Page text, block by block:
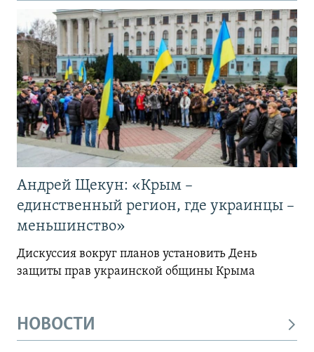
Андрей Щекун: «Крым –
единственный регион, где украинцы –
меньшинство»
Дискуссия вокруг планов установить День
защиты прав украинской общины Крыма
НОВОСТИ